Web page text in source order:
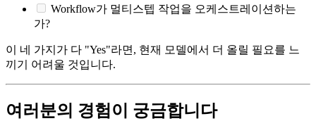
Workflow가 멀티스텝 작업을 오케스트레이션하는
가?
이 네 가지가 다 "Yes"라면, 현재 모델에서 더 올릴 필요를 느
끼기 어려울 것입니다.
여러분의 경험이 궁금합니다